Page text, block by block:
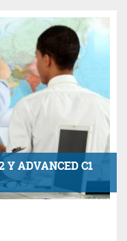
Y ADVANCED C1